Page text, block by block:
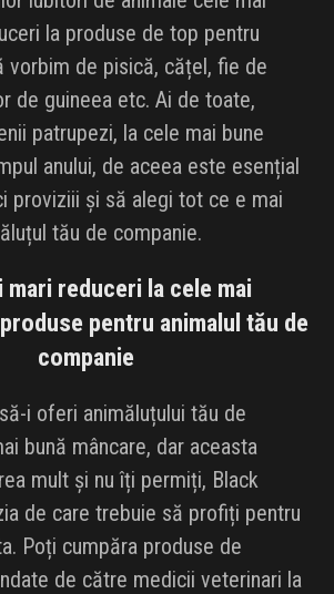
la produse de top pentru
vorbim de pisică, cățel, fie de
de guineea etc. Ai de toate,
patrupezi, la cele mai bune
anului, de aceea este esențial
proviziii și să alegi tot ce e mai
tău de companie.
mari reduceri la cele mai
pentru animalul tău de
companie
i oferi animăluțului tău de
bună mâncare, dar aceasta
mult și nu îți permiți, Black
de care trebuie să profiți pentru
Poți cumpăra produse de
de către medicii veterinari la